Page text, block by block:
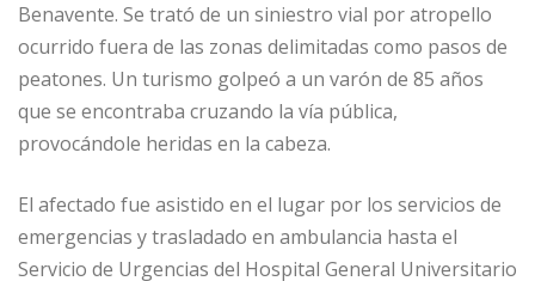
Benavente. Se trató de un siniestro vial por atropello
ocurrido fuera de las zonas delimitadas como pasos de
peatones. Un turismo golpeó a un varón de 85 años
que se encontraba cruzando la vía pública,
provocándole heridas en la cabeza.
El afectado fue asistido en el lugar por los servicios de
emergencias y trasladado en ambulancia hasta el
Servicio de Urgencias del Hospital General Universitario